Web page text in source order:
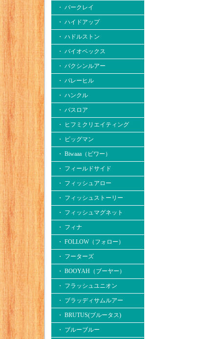
・ バークレイ
・ ハイドアップ
・ ハドルストン
・ バイオベックス
・ バクシンルアー
・ バレーヒル
・ ハンクル
・ バスロア
・ ヒフミクリエイティング
・ ビッグマン
・ Biwaaa（ビワー）
・ フィールドサイド
・ フィッシュアロー
・ フィッシュストーリー
・ フィッシュマグネット
・ フィナ
・ FOLLOW（フォロー）
・ フーターズ
・ BOOYAH（ブーヤー）
・ フラッシュユニオン
・ ブラッディサムルアー
・ BRUTUS(ブルータス)
・ ブルーブルー